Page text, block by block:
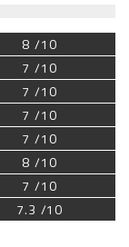
8 /10
7 /10
7 /10
7 /10
7 /10
8 /10
7 /10
7.3 /10